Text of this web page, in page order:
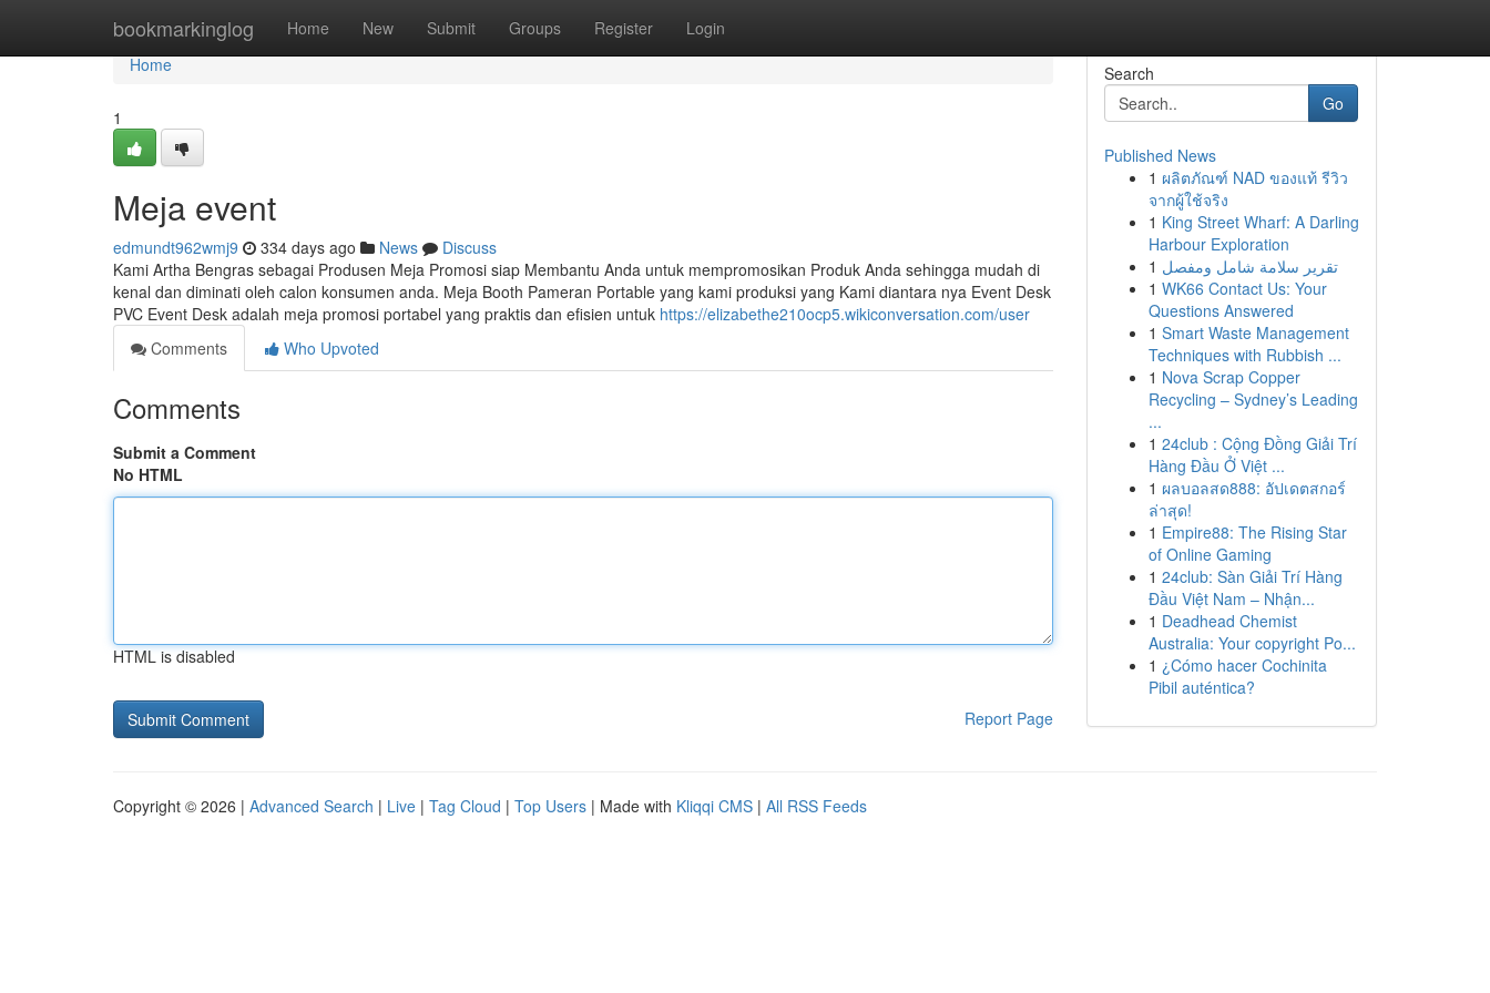
bookmarkinglog Home New Submit Groups Register Login
Home
Home
1
Meja event
edmundt962wmj9 334 days ago News
Discuss
Kami Artha Bengras sebagai Produsen Meja Promosi siap Membantu Anda untuk mempromosikan Produk Anda sehingga mudah di
kenal dan diminati oleh calon konsumen anda. Meja Booth Pameran Portable yang kami produksi yang Kami diantara nya Event Desk
PVC Event Desk adalah meja promosi portabel yang praktis dan efisien untuk https://elizabethe210ocp5.wikiconversation.com/user
Comments
Who Upvoted
Comments
Submit a Comment
No HTML
HTML is disabled
Report Page
Search
Go
Published News
1 ผลิตภัณฑ์ NAD ของแท้ รีวิว
จากผู้ใช้จริง
1 King Street Wharf: A Darling
Harbour Exploration
1 تقرير سلامة شامل ومفصل
1 WK66 Contact Us: Your
Questions Answered
1 Smart Waste Management
Techniques with Rubbish ...
1 Nova Scrap Copper
Recycling – Sydney’s Leading
...
1 24club : Cộng Đồng Giải Trí
Hàng Đầu Ở Việt ...
1 ผลบอลสด888: อัปเดตสกอร์
ล่าสุด!
1 Empire88: The Rising Star
of Online Gaming
1 24club: Sàn Giải Trí Hàng
Đầu Việt Nam – Nhận...
1 Deadhead Chemist
Australia: Your copyright Po...
1 ¿Cómo hacer Cochinita
Pibil auténtica?
Copyright © 2026 | Advanced Search | Live | Tag Cloud | Top Users | Made with Kliqqi CMS | All RSS Feeds